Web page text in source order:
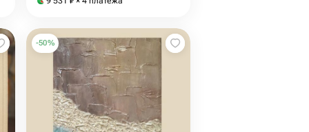
-50%